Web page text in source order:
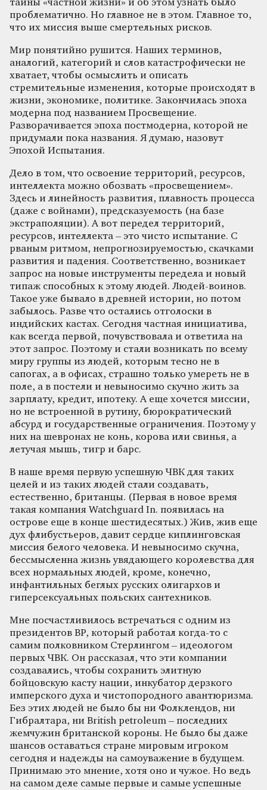
тайны «частной жизни» и об этом узнать было
проблематично. Но главное не в этом. Главное то,
что их миссия выше смертельных рисков.
Мир понятийно рушится. Наших терминов,
аналогий, категорий и слов катастрофически не
хватает, чтобы осмыслить и описать
стремительные изменения, которые происходят в
жизни, экономике, политике. Закончилась эпоха
модерна под названием Просвещение.
Разворачивается эпоха постмодерна, которой не
придумали пока названия. Я думаю, назовут
Эпохой Испытания.
Дело в том, что освоение территорий, ресурсов,
интеллекта можно обозвать «просвещением».
Здесь и линейность развития, плавность процесса
(даже с войнами), предсказуемость (на базе
экстраполяции). А вот передел территорий,
ресурсов, интеллекта – это чисто испытание. С
рваным ритмом, непрогнозируемостью, скачками
развития и падения. Соответственно, возникает
запрос на новые инструменты передела и новый
типаж способных к этому людей. Людей-воинов.
Такое уже бывало в древней истории, но потом
забылось. Разве что остались отголоски в
индийских кастах. Сегодня частная инициатива,
как всегда первой, почувствовала и ответила на
этот запрос. Поэтому и стали возникать по всему
миру группы из людей, которым тесно не в
сапогах, а в офисах, страшно только умереть не в
поле, а в постели и невыносимо скучно жить за
зарплату, кредит, ипотеку. А еще хочется миссии,
но не встроенной в рутину, бюрократический
абсурд и государственные ограничения. Поэтому у
них на шевронах не конь, корова или свинья, а
летучая мышь, тигр и барс.
В наше время первую успешную ЧВК для таких
целей и из таких людей стали создавать,
естественно, британцы. (Первая в новое время
такая компания Watchguard In. появилась на
острове еще в конце шестидесятых.) Жив, жив еще
дух флибустьеров, давит сердце киплинговская
миссия белого человека. И невыносимо скучна,
бессмысленна жизнь увядающего королевства для
всех нормальных людей, кроме, конечно,
инфантильных беглых русских олигархов и
гиперсексуальных польских сантехников.
Мне посчастливилось встречаться с одним из
президентов BP, который работал когда-то с
самим полковником Стерлингом – идеологом
первых ЧВК. Он рассказал, что эти компании
создавались, чтобы сохранить элитную
бойцовскую касту нации, инкубатор дерзкого
имперского духа и чистопородного авантюризма.
Без этих людей не было бы ни Фолклендов, ни
Гибралтара, ни British petroleum – последних
жемчужин британской короны. Не было бы даже
шансов оставаться стране мировым игроком
сегодня и надежды на самоуважение в будущем.
Принимаю это мнение, хотя оно и чужое. Но ведь
на самом деле самые первые и самые успешные